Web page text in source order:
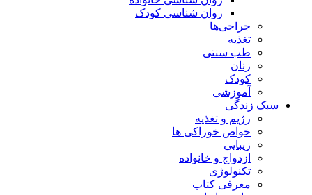
روان شناسی کودک
جراحی‌ها
تغذیه
طب سنتی
زنان
کودک
آموزشی
سبک زندگی
رژیم و تغذیه
خواص خوراکی ها
زیبایی
ازدواج و خانواده
تکنولوژی
معرفی کتاب